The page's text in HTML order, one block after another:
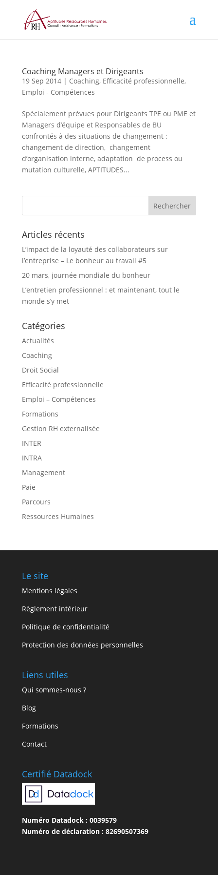
Coaching Managers et Dirigeants
19 Sep 2014| Coaching, Efficacité professionnelle,
Emploi - Compétences
Spécialement prévues pour Dirigeants TPE ou PME et
Managers d’équipe et Responsables de BU
confrontés à des situations de changement :
changement de direction, changement
d’organisation interne, adaptation de process ou
mutation culturelle, APTITUDES...
Articles récents
L’impact de la loyauté des collaborateurs sur
l’entreprise – Le bonheur au travail #5
20 mars, journée mondiale du bonheur
L’entretien professionnel : et maintenant, tout le
monde s’y met
Catégories
Actualités
Coaching
Droit Social
Efficacité professionnelle
Emploi – Compétences
Formations
Gestion RH externalisée
INTER
INTRA
Management
Paie
Parcours
Ressources Humaines
Le site
Mentions légales
Règlement intérieur
Politique de confidentialité
Protection des données personnelles
Liens utiles
Qui sommes-nous ?
Blog
Formations
Contact
Certifié Datadock
Numéro Datadock : 0039579
Numéro de déclaration : 82690507369